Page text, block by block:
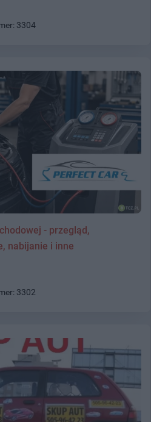
3304
- przegląd,
nabijanie i inne
3302